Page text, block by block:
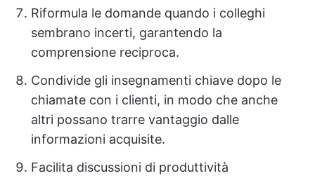
Riformula le domande quando i colleghi
sembrano incerti, garantendo la
comprensione reciproca.
Condivide gli insegnamenti chiave dopo le
chiamate con i clienti, in modo che anche
altri possano trarre vantaggio dalle
informazioni acquisite.
Facilita discussioni di produttività